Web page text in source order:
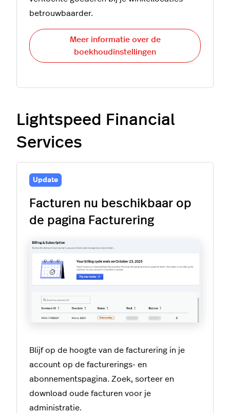
betrouwbaarder.
Meer informatie over de
boekhoudinstellingen
Lightspeed Financial
Services
Update
Facturen nu beschikbaar op
de pagina Facturering
Blijf op de hoogte van de facturering in je
account op de facturerings- en
abonnementspagina. Zoek, sorteer en
download oude facturen voor je
administratie.